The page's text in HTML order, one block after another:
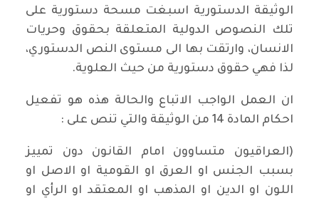
الوثيقة الدستورية اسبغت مسحة دستورية على
تلك النصوص الدولية المتعلقة بحقوق وحريات
الانسان، وارتقت بها الى مستوى النص الدستوري،
لذا فهي حقوق دستورية من حيث العلوية.
ان العمل الواجب الاتباع والحالة هذه هو تفعيل
احكام المادة 14 من الوثيقة والتي تنص على :
(العراقيون متساوون امام القانون دون تمييز
بسبب الجنس او العرق او القومية او الاصل او
اللون او الدين او المذهب او المعتقد او الرأي او